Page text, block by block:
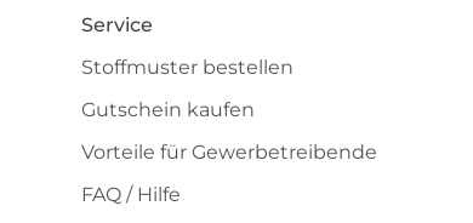
Service
Stoffmuster bestellen
Gutschein kaufen
Vorteile für Gewerbetreibende
FAQ / Hilfe